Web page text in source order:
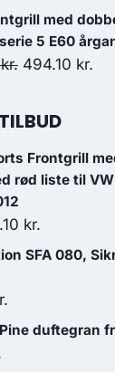
549.00 kr..
oprindelige
pris
var:
med
5 E60
kr. Den
pris
549.00 kr..
494.10 kr.
Frontgrill
rød liste til
kr..
kr.
aktuelle
584.10 kr..
SFA 080,
duftegran